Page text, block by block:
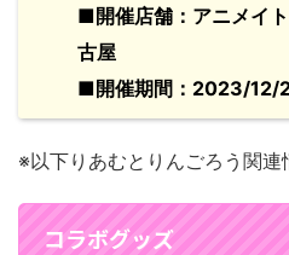
■開催店舗：アニメイ
古屋
■開催期間：2023/12/
※以下りあむとりんごろう関連
コラボグッズ